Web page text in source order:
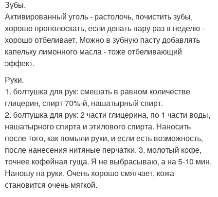
Зубы.
Активированный уголь - растолочь, почистить зубы,
хорошо прополоскать, если делать пару раз в неделю -
хорошо отбеливает. Можно в зубную пасту добавлять
капельку лимонного масла - тоже отбеливающий
эффект.
Руки.
1. болтушка для рук: смешать в равном количестве
глицерин, спирт 70%-й, нашатырный спирт.
2. болтушка для рук: 2 части глицерина, по 1 части воды,
нашатырного спирта и этилового спирта. Наносить
после того, как помыли руки, и если есть возможность,
после нанесения нитяные перчатки. 3. молотый кофе,
точнее кофейная гуща. Я не выбрасываю, а на 5-10 мин.
Наношу на руки. Очень хорошо смягчает, кожа
становится очень мягкой.